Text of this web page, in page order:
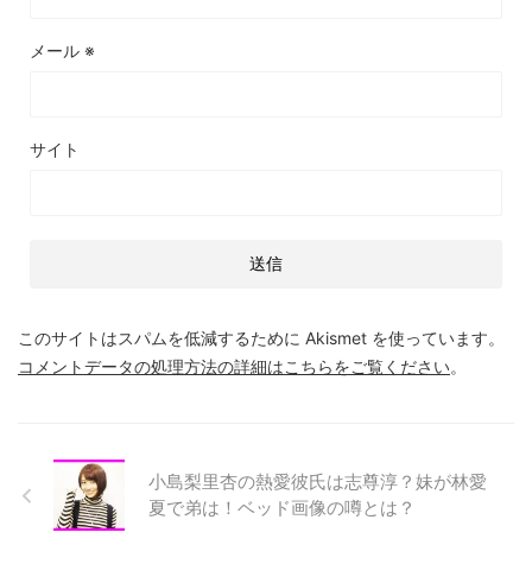
メール ※
サイト
このサイトはスパムを低減するために Akismet を使っています。
コメントデータの処理方法の詳細はこちらをご覧ください。
小島梨里杏の熱愛彼氏は志尊淳？妹が林愛
夏で弟は！ベッド画像の噂とは？